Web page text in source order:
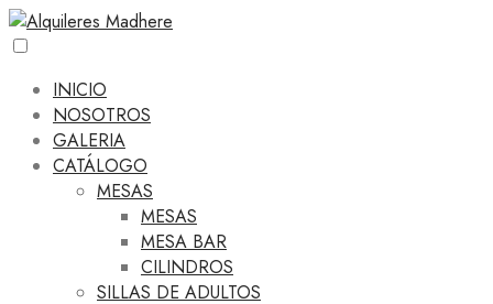
INICIO
NOSOTROS
GALERIA
CATÁLOGO
MESAS
MESAS
MESA BAR
CILINDROS
SILLAS DE ADULTOS